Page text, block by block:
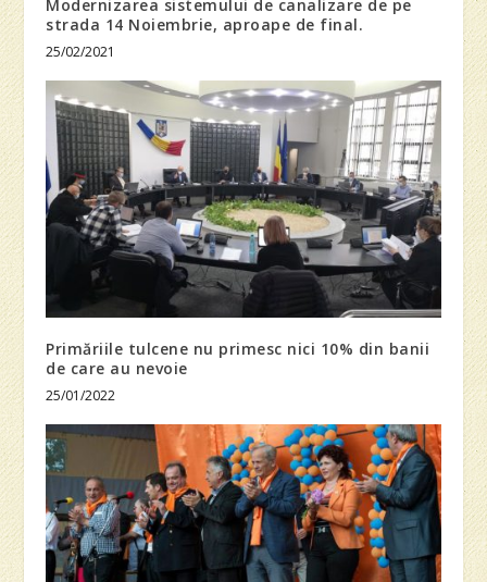
Modernizarea sistemului de canalizare de pe
strada 14 Noiembrie, aproape de final.
25/02/2021
Primăriile tulcene nu primesc nici 10% din banii
de care au nevoie
25/01/2022